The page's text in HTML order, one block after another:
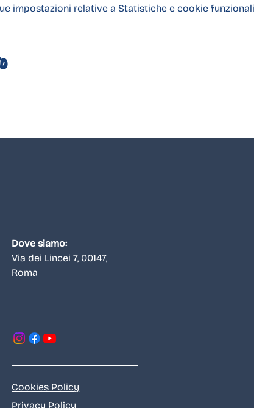
impostazioni relative a Statistiche e cookie
Dove siamo:
Via dei Lincei 7, 00147,
Roma
Cookies Policy
Privacy Policy